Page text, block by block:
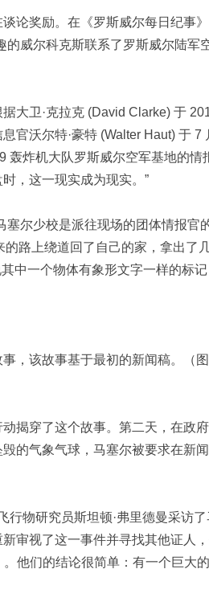
论奖励。在《罗斯威尔每日纪事
威尔科克斯联系了罗斯威尔陆军
大卫·克拉克 (David Clarke) 于
官沃尔特·豪特 (Walter Haut) 于 7
轰炸机大队罗斯威尔空军基地的情
，这一现实成为现实。”
塞尔少校是派往现场的团体情报官
路上绕道回了自己的家，拿出了
中一个物体有象形文字一样的标
，该故事基于最初的新闻稿。（
揭穿了这个故事。第二天，在政
的气象气球，马塞尔被要求在新
物研究员斯坦顿·弗里德曼采访
审视了这一事件并寻找其他证人
他们的结论很简单：有一个巨大的